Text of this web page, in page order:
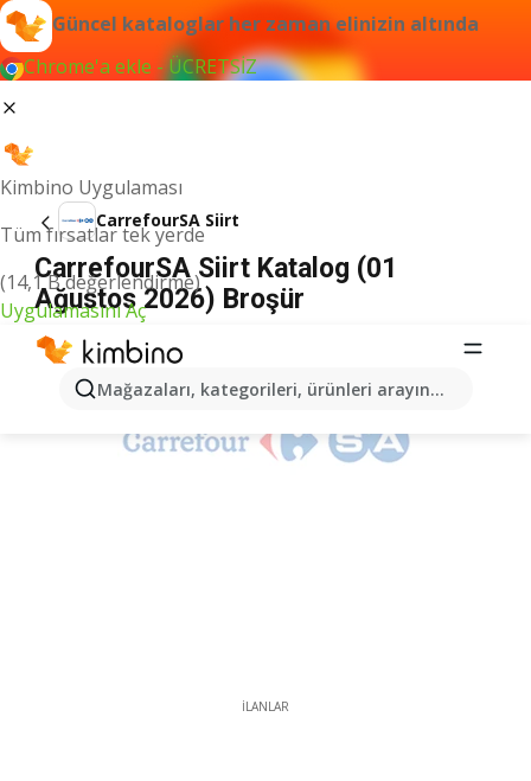
Güncel kataloglar her zaman elinizin altında
Chrome'a ekle - ÜCRETSİZ
Kimbino Uygulaması
Tüm fırsatlar tek yerde
(14,1 B değerlendirme)
Uygulamasını Aç
Mağazaları, kategorileri, ürünleri arayın...
CarrefourSA Siirt
CarrefourSA Siirt Katalog (01
Ağustos 2026) Broşür
İLANLAR